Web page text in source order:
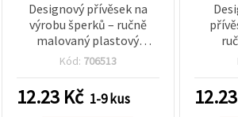
Designový přívěsek na
výrobu šperků – ručně
malovaný plastový
medvídek, 37 × 2 mm,
Kód: 706513
12.23 Kč 1-9 kus 12.23